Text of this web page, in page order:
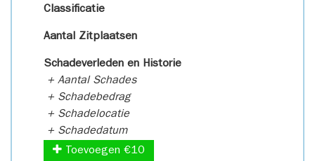
Classificatie
Aantal Zitplaatsen
Schadeverleden en Historie
+ Aantal Schades
+ Schadebedrag
+ Schadelocatie
+ Schadedatum
Toevoegen €10